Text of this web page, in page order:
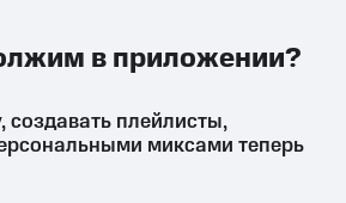
ПРИЛОЖЕНИЕ
плейлисты,
миксами теперь